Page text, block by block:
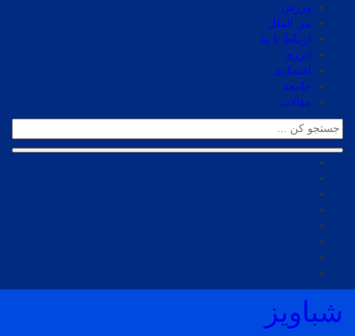
ورزش
بین الملل
ارتباط با ما
انرژی
اقتصادی
جامعه
مقالات
شباویز